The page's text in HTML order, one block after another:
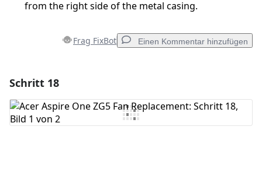
from the right side of the metal casing.
Frag FixBot Einen Kommentar hinzufügen
Kommentar hinzufügen
Schritt 18